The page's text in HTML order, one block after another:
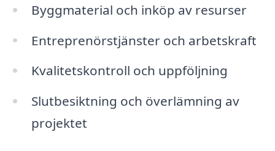
Byggmaterial och inköp av resurser
Entreprenörstjänster och arbetskraft
Kvalitetskontroll och uppföljning
Slutbesiktning och överlämning av
projektet